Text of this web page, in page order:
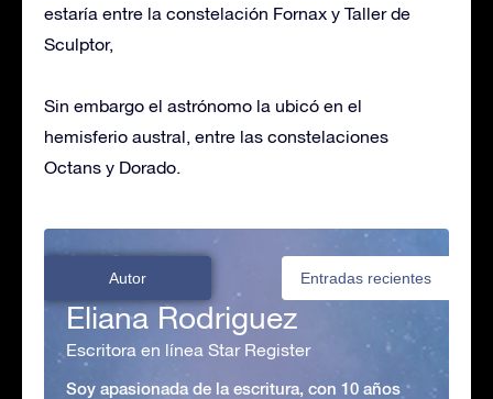
estaría entre la constelación Fornax y Taller de
Sculptor,
Sin embargo el astrónomo la ubicó en el
hemisferio austral, entre las constelaciones
Octans y Dorado.
Autor Entradas recientes
Eliana Rodriguez
Escritora en línea Star Register
Soy apasionada de la escritura, con 10 años